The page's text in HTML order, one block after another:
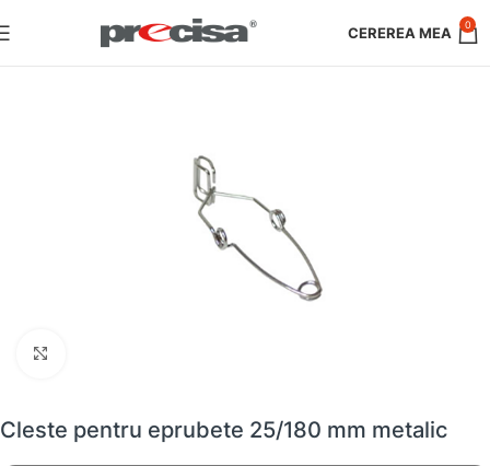
0
Cleste pentru eprubete 25/180 mm metalic